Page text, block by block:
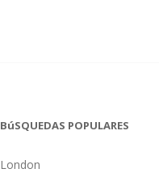
BúSQUEDAS POPULARES
London